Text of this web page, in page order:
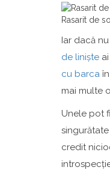
Rasarit de
Iar dacă
de liniște
cu barca
mai multe
Unele pot
credit